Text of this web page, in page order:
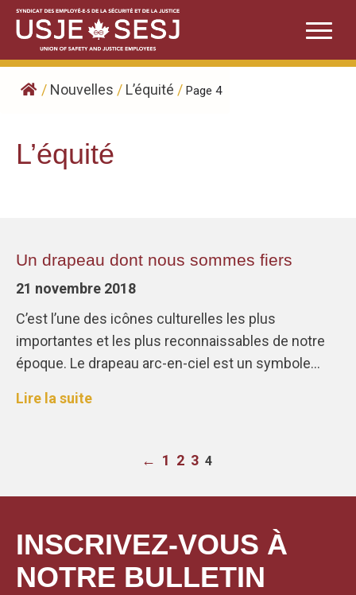
Skip
content
/ Nouvelles / L’équité / Page 4
L’équité
​Un drapeau dont nous sommes fiers
21 novembre 2018
C’est l’une des icônes culturelles les plus
importantes et les plus reconnaissables de notre
époque. Le drapeau arc-en-ciel est un symbole…
Lire la suite
← 1 2 3 4
INSCRIVEZ-VOUS À
NOTRE BULLETIN